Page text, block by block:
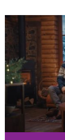
Českého
expresu,
Novoročního
Rádio Junior
20dílnou četbu
blesku, v
Příběhy roku
vydání
Ondřeje Kepky
novoroční